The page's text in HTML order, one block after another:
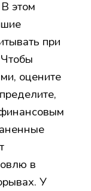
этом
при
оцените
в
У